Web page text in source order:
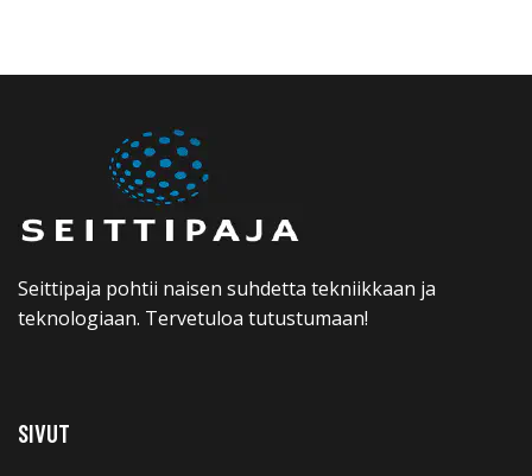
Seittipaja pohtii naisen suhdetta tekniikkaan ja
teknologiaan. Tervetuloa tutustumaan!
SIVUT